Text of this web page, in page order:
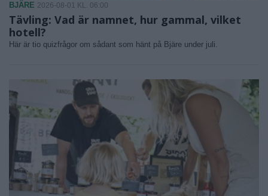
BJÄRE 2026-08-01 KL. 06:00
Tävling: Vad är namnet, hur gammal, vilket
hotell?
Här är tio quizfrågor om sådant som hänt på Bjäre under juli.